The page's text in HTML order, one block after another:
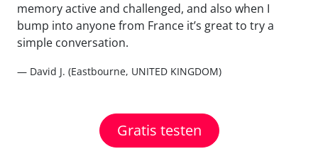
memory active and challenged, and also when I
bump into anyone from France it’s great to try a
simple conversation.
— David J. (Eastbourne, UNITED KINGDOM)
Gratis testen